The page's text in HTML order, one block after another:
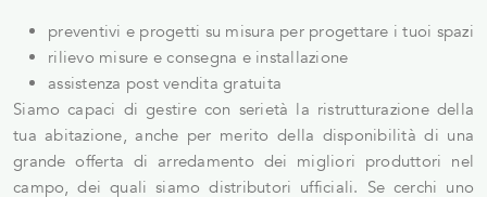
preventivi e progetti su misura per progettare i tuoi spazi
rilievo misure e consegna e installazione
assistenza post vendita gratuita
Siamo capaci di gestire con serietà la ristrutturazione della
tua abitazione, anche per merito della disponibilità di una
grande offerta di arredamento dei migliori produttori nel
campo, dei quali siamo distributori ufficiali. Se cerchi uno